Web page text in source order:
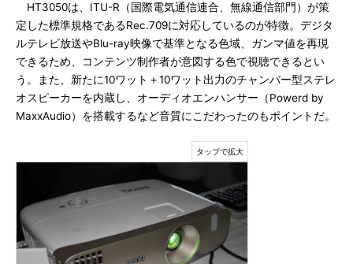
HT3050は、ITU-R（国際電気通信連合、無線通信部門）が策
定した標準規格であるRec.709に対応しているのが特徴。デジタ
ルテレビ放送やBlu-ray映像で基準となる色域、ガンマ値を再現
できるため、コンテンツ制作者が意図する色で視聴できるとい
う。また、新たに10ワット＋10ワット出力のチャンバー型ステレ
オスピーカーを内蔵し、オーディオエンハンサー（Powerd by
MaxxAudio）を搭載するなど音質にこだわったのもポイントだ。